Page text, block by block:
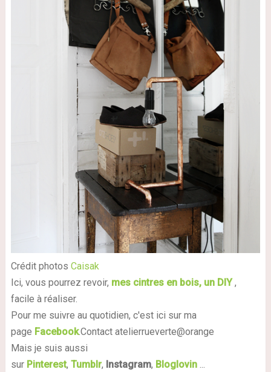
Crédit photos Caisak
Ici, vous pourrez revoir, mes cintres en bois, un DIY,
facile à réaliser.
Pour me suivre au quotidien, c'est ici sur ma
page Facebook.Contact atelierrueverte@orange
Mais je suis aussi
sur Pinterest, Tumblr, Instagram, Bloglovin...